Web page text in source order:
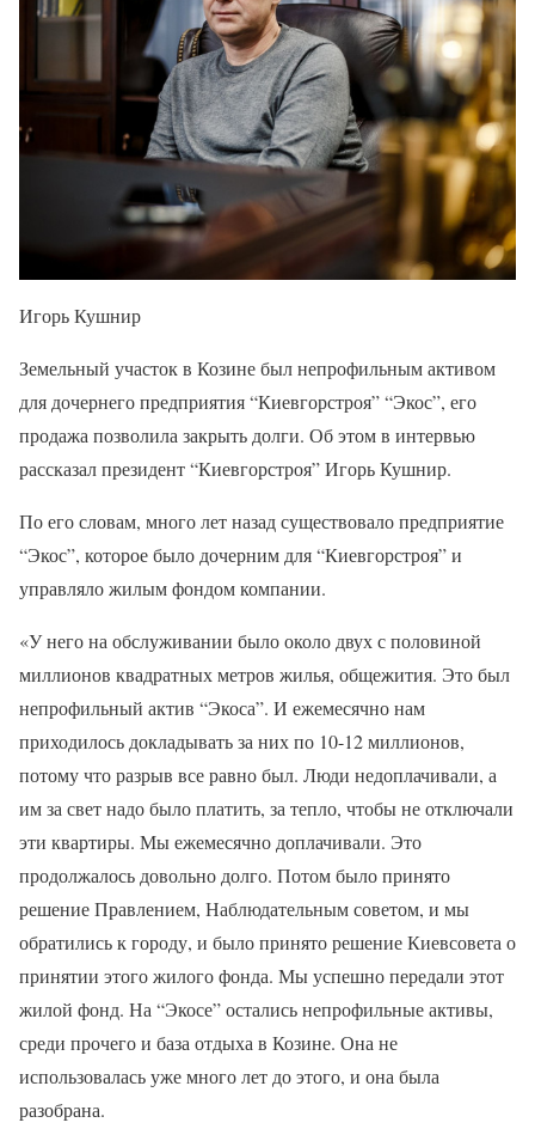
Игорь Кушнир
Земельный участок в Козине был непрофильным активом
для дочернего предприятия “Киевгорстроя” “Экос”, его
продажа позволила закрыть долги. Об этом в интервью
рассказал президент “Киевгорстроя” Игорь Кушнир.
По его словам, много лет назад существовало предприятие
“Экос”, которое было дочерним для “Киевгорстроя” и
управляло жилым фондом компании.
«У него на обслуживании было около двух с половиной
миллионов квадратных метров жилья, общежития. Это был
непрофильный актив “Экоса”. И ежемесячно нам
приходилось докладывать за них по 10-12 миллионов,
потому что разрыв все равно был. Люди недоплачивали, а
им за свет надо было платить, за тепло, чтобы не отключали
эти квартиры. Мы ежемесячно доплачивали. Это
продолжалось довольно долго. Потом было принято
решение Правлением, Наблюдательным советом, и мы
обратились к городу, и было принято решение Киевсовета о
принятии этого жилого фонда. Мы успешно передали этот
жилой фонд. На “Экосе” остались непрофильные активы,
среди прочего и база отдыха в Козине. Она не
использовалась уже много лет до этого, и она была
разобрана.